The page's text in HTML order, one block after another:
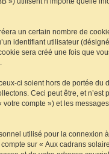
un certain nombre de
identifiant utilisateur
sera créé une fois que
ci soient hors de portée du
Ceci peut être, et
compte ») et les
utilisé pour la connexion
sur « Aux cadrans